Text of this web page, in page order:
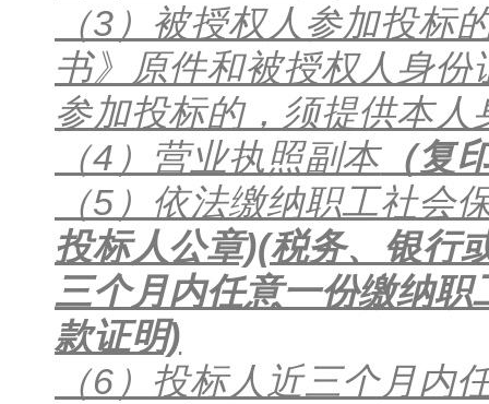
（3）被授权人参加投标
书》原件和被授权人身份
参加投标的，须提供本人
（4）营业执照副本（复
（5）依法缴纳职工社会
投标人公章)(税务、银行
三个月内任意一份缴纳
款证明)
（6）投标人近三个月内